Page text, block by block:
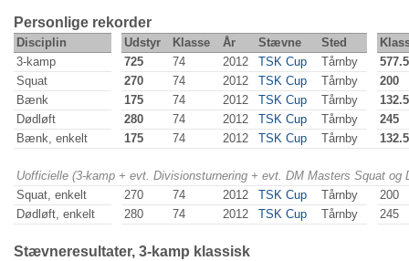
Personlige rekorder
Disciplin Udstyr Klasse År Stævne Sted
3-kamp
725 74 2012 TSK Cup Tårnby
577.5
Squat
270 74 2012 TSK Cup Tårnby
200
Bænk
175 74 2012 TSK Cup Tårnby
132.5
Dødløft
280 74 2012 TSK Cup Tårnby
245
Bænk, enkelt
175 74 2012 TSK Cup Tårnby 132.5
Uofficielle (3-kamp + evt. Divisionsturnering + evt. DM Masters Squat
Squat, enkelt
270 74 2012 TSK Cup Tårnby
200
Dødløft, enkelt
280 74 2012 TSK Cup Tårnby 245
Stævneresultater, 3-kamp klassisk